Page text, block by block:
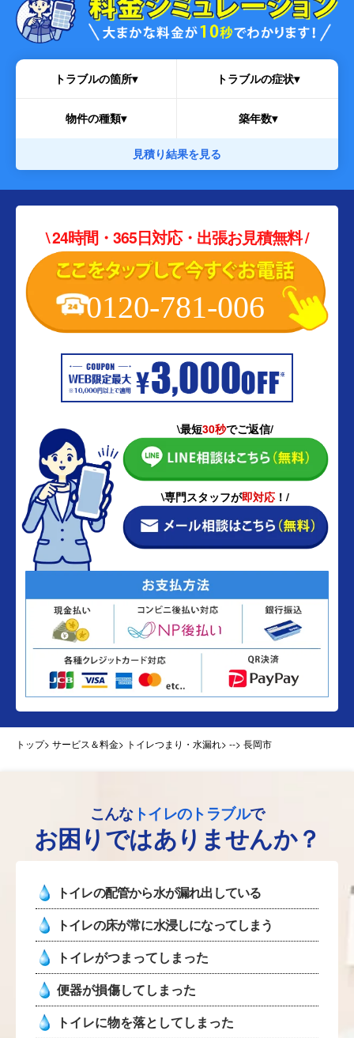
トラブルの箇所▾ トラブルの症状▾
物件の種類▾ 築年数▾
見積り結果を見る
\ 24時間・365日対応・出張お見積無料 /
0120-781-006
\最短30秒でご返信/
\専門スタッフが即対応 ！/
トップ> サービス＆料金> トイレつまり・水漏れ> --> 長岡市
こんなトイレのトラブルで
お困りではありませんか？
トイレの配管から水が漏れ出している
トイレの床が常に水浸しになってしまう
トイレがつまってしまった
便器が損傷してしまった
トイレに物を落としてしまった